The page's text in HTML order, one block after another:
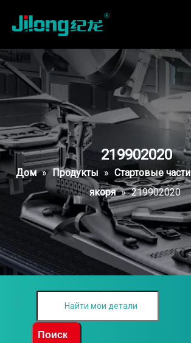
219902020
Дом » Продукты » Стартовые части
якоря » 219902020
Поиск